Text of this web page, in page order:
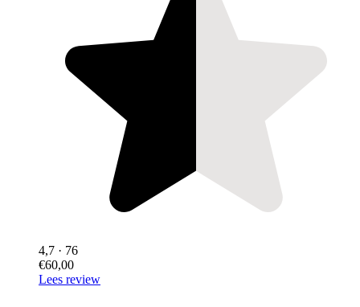
4,7 · 76
€60,00
Lees review